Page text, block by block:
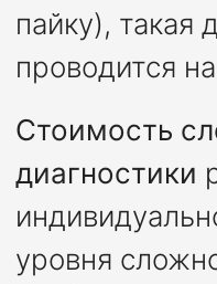
пайку), такая
проводится
Стоимость
диагностики
уровня